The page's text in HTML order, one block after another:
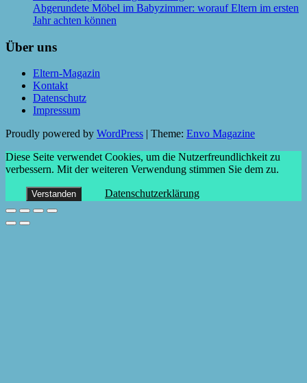
Abgerundete Möbel im Babyzimmer: worauf Eltern im ersten
Jahr achten können
Über uns
Eltern-Magazin
Kontakt
Datenschutz
Impressum
Proudly powered by WordPress Theme: Envo Magazine
Diese Seite verwendet Cookies, um die Nutzerfreundlichkeit zu
verbessern. Mit der weiteren Verwendung stimmen Sie dem zu.
Verstanden Datenschutzerklärung